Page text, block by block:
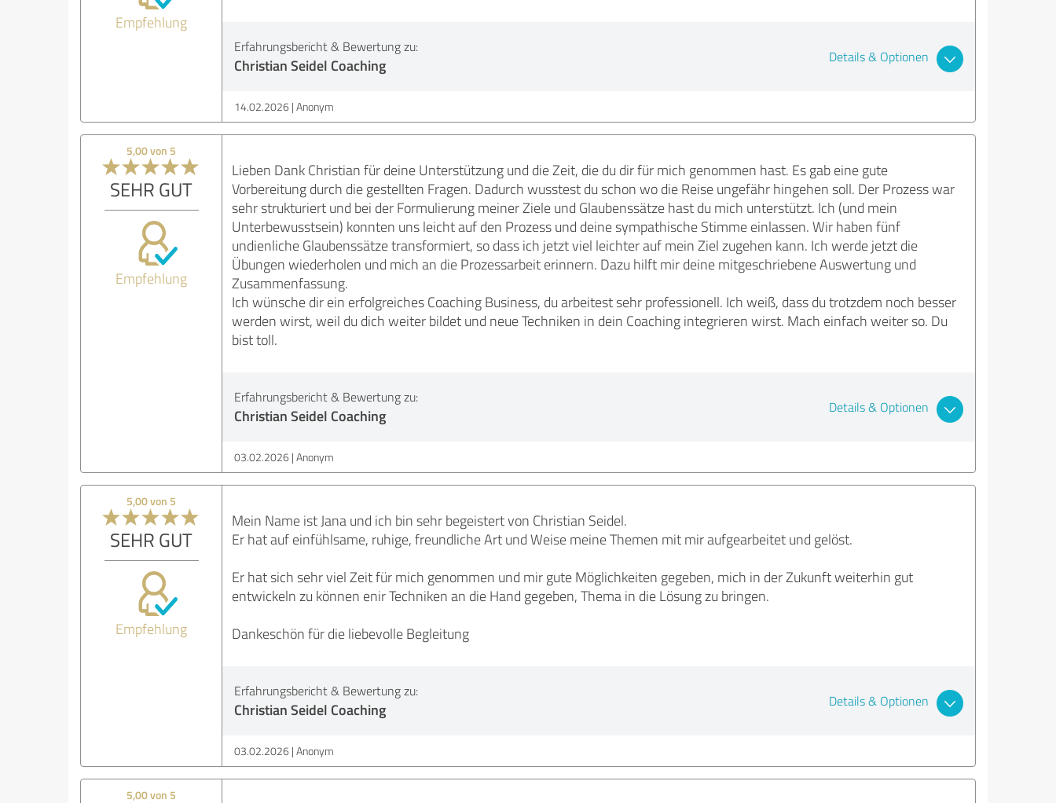
Empfehlung
Erfahrungsbericht & Bewertung zu:
Christian Seidel Coaching Details & Optionen
14.02.2026 Anonym
5,00 von 5
SEHR GUT
Empfehlung
Lieben Dank Christian für deine Unterstützung und die Zeit, die du dir für mich genommen hast. Es gab eine gute
Vorbereitung durch die gestellten Fragen. Dadurch wusstest du schon wo die Reise ungefähr hingehen soll. Der Prozess war
sehr strukturiert und bei der Formulierung meiner Ziele und Glaubenssätze hast du mich unterstützt. Ich (und mein
Unterbewusstsein) konnten uns leicht auf den Prozess und deine sympathische Stimme einlassen. Wir haben fünf
undienliche Glaubenssätze transformiert, so dass ich jetzt viel leichter auf mein Ziel zugehen kann. Ich werde jetzt die
Übungen wiederholen und mich an die Prozessarbeit erinnern. Dazu hilft mir deine mitgeschriebene Auswertung und
Zusammenfassung.
Ich wünsche dir ein erfolgreiches Coaching Business, du arbeitest sehr professionell. Ich weiß, dass du trotzdem noch besser
werden wirst, weil du dich weiter bildet und neue Techniken in dein Coaching integrieren wirst. Mach einfach weiter so. Du
bist toll.
Erfahrungsbericht & Bewertung zu:
Christian Seidel Coaching Details & Optionen
03.02.2026 Anonym
5,00 von 5
SEHR GUT
Empfehlung
Mein Name ist Jana und ich bin sehr begeistert von Christian Seidel.
Er hat auf einfühlsame, ruhige, freundliche Art und Weise meine Themen mit mir aufgearbeitet und gelöst.
Er hat sich sehr viel Zeit für mich genommen und mir gute Möglichkeiten gegeben, mich in der Zukunft weiterhin gut
entwickeln zu können enir Techniken an die Hand gegeben, Thema in die Lösung zu bringen.
Dankeschön für die liebevolle Begleitung
Erfahrungsbericht & Bewertung zu:
Christian Seidel Coaching Details & Optionen
03.02.2026 Anonym
5,00 von 5